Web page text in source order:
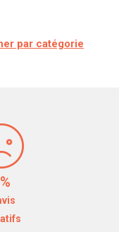
par catégorie